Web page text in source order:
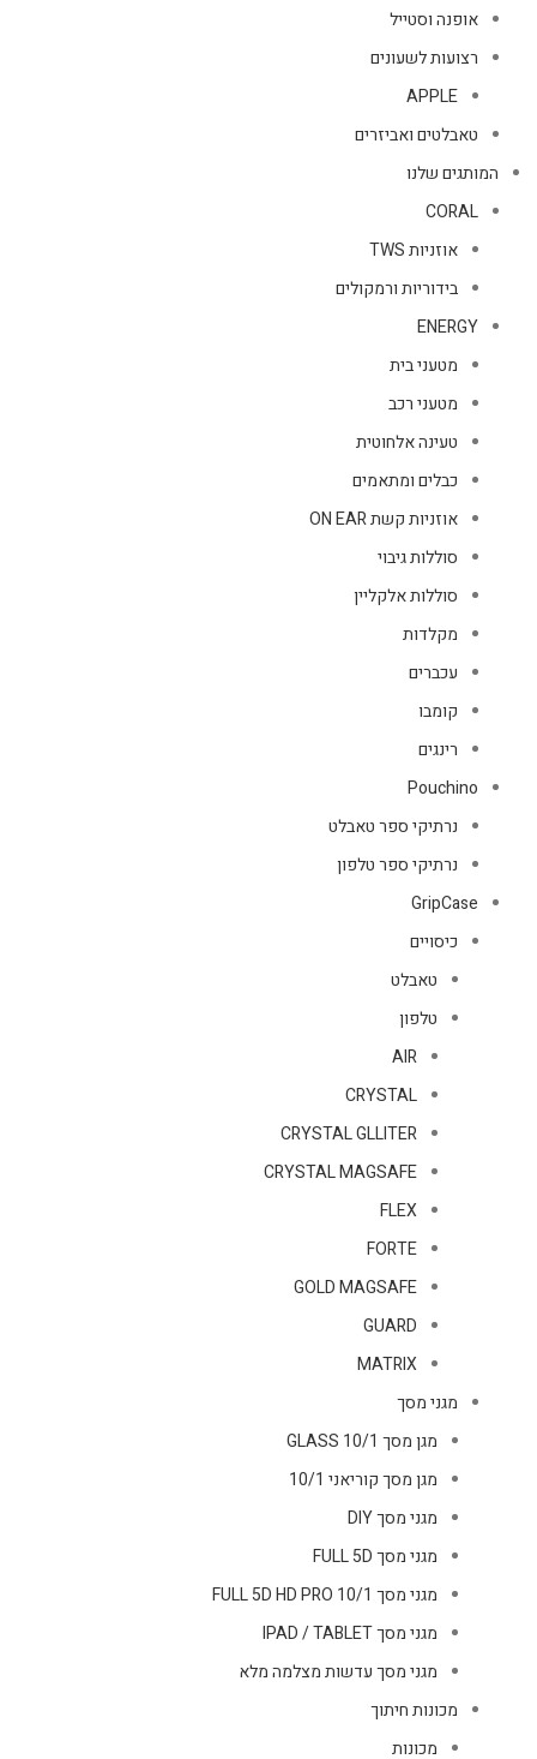
אופנה וסטייל
רצועות לשעונים
APPLE
טאבלטים ואביזרים
המותגים שלנו
CORAL
אוזניות TWS
בידוריות ורמקולים
ENERGY
מטעני בית
מטעני רכב
טעינה אלחוטית
כבלים ומתאמים
אוזניות קשת ON EAR
סוללות גיבוי
סוללות אלקליין
מקלדות
עכברים
קומבו
רינגים
Pouchino
נרתיקי ספר טאבלט
נרתיקי ספר טלפון
GripCase
כיסויים
טאבלט
טלפון
AIR
CRYSTAL
CRYSTAL GLLITER
CRYSTAL MAGSAFE
FLEX
FORTE
GOLD MAGSAFE
GUARD
MATRIX
מגני מסך
מגן מסך GLASS 10/1
מגן מסך קוריאני 10/1
מגני מסך DIY
מגני מסך FULL 5D
מגני מסך FULL 5D HD PRO 10/1
מגני מסך IPAD / TABLET
מגני מסך עדשות מצלמה מלא
מכונות חיתוך
מכונות